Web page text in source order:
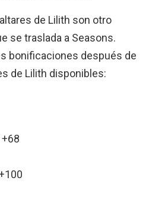
de Lilith son otro
se traslada a Seasons.
bonificaciones después de
de Lilith disponibles: